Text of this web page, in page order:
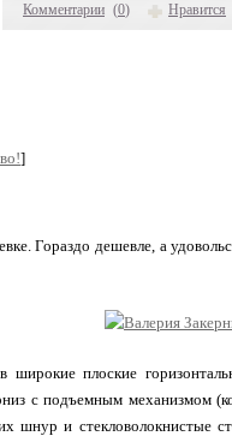
Комментарии (0) Нравится
]
Гораздо дешевле, а
плоские
с подъемным механизмом
шнур и стекловолокнистые